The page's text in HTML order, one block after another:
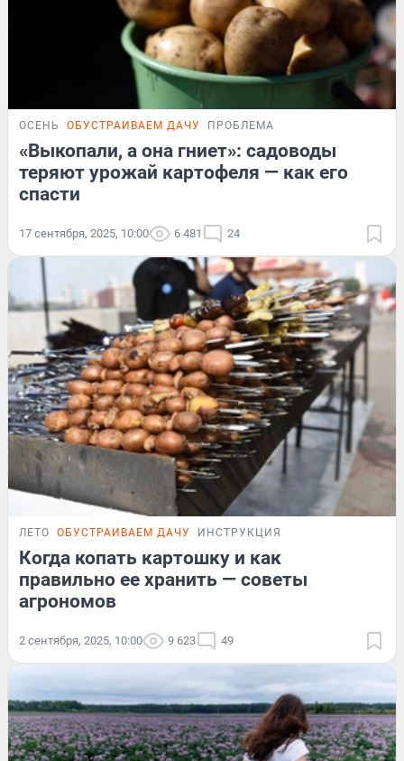
ОСЕНЬ ОБУСТРАИВАЕМ ДАЧУ ПРОБЛЕМА
«Выкопали, а она гниет»: садоводы
теряют урожай картофеля — как его
спасти
17 сентября, 2025, 10:00 6 481 24
ЛЕТО ОБУСТРАИВАЕМ ДАЧУ ИНСТРУКЦИЯ
Когда копать картошку и как
правильно ее хранить — советы
агрономов
2 сентября, 2025, 10:00 9 623 49